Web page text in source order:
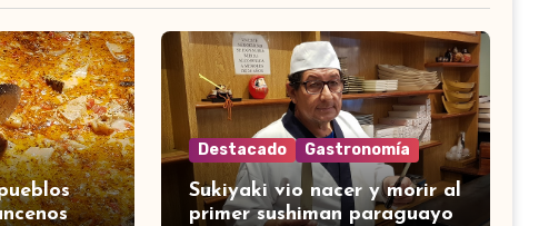
Destacado Gastronomía
Sukiyaki vio nacer y morir al
primer sushiman paraguayo